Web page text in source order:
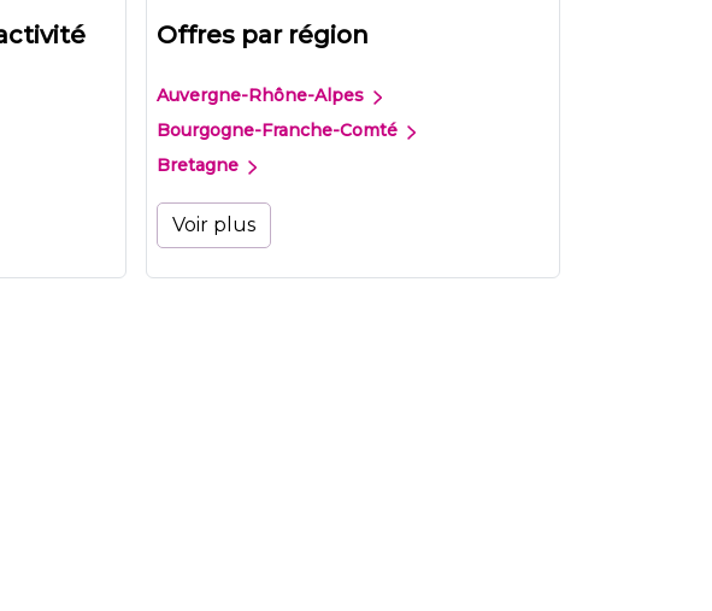
Offres par région
Auvergne-Rhône-Alpes
Bourgogne-Franche-Comté
Bretagne
Voir plus